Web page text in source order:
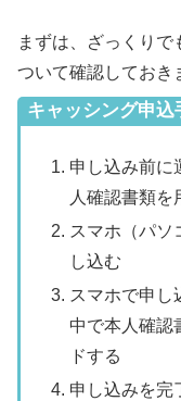
まずは、ざっくり
ついて確認しておき
キャッシング申込
申し込み前に
人確認書類を
スマホ（パソ
し込む
スマホで申し
中で本人確認
ドする
申し込みを完